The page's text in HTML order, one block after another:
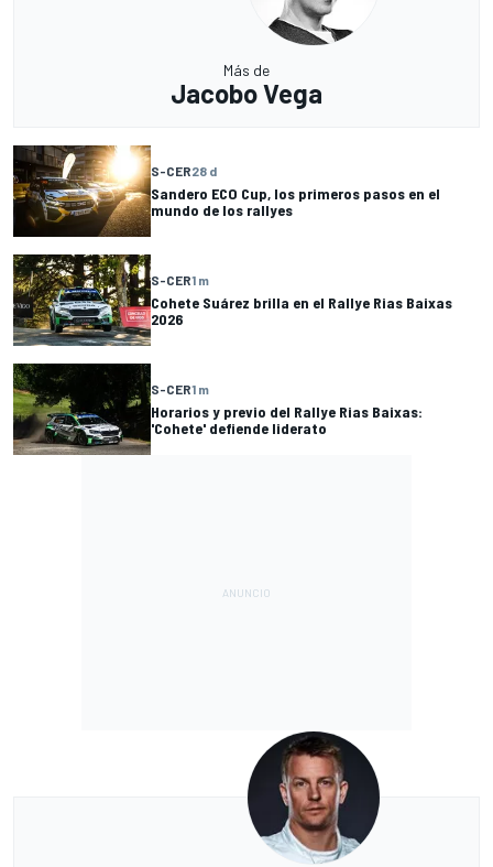
Más de
Jacobo Vega
S-CER28 d
Sandero ECO Cup, los primeros pasos en el
mundo de los rallyes
S-CER1 m
Cohete Suárez brilla en el Rallye Rias Baixas
2026
S-CER1 m
Horarios y previo del Rallye Rias Baixas:
'Cohete' defiende liderato